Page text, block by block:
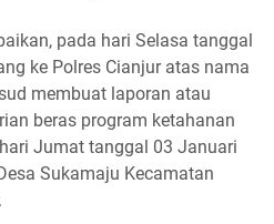
pada hari Selasa tanggal
ke Polres Cianjur atas nama
membuat laporan atau
beras program ketahanan
Jumat tanggal 03 Januari
Sukamaju Kecamatan